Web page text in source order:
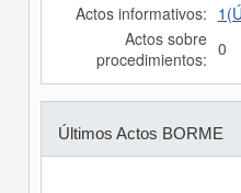
Actos informativos:
Actos sobre
procedimientos: 0
Últimos Actos BORME